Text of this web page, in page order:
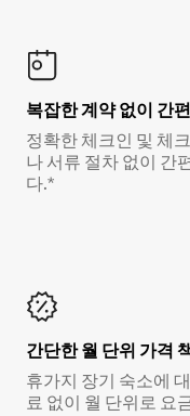
복잡한 계약 없이 간
정확한 체크인 및 체
나 서류 절차 없이 간
다.*
간단한 월 단위 가격
휴가지 장기 숙소에
료 없이 월 단위로 요